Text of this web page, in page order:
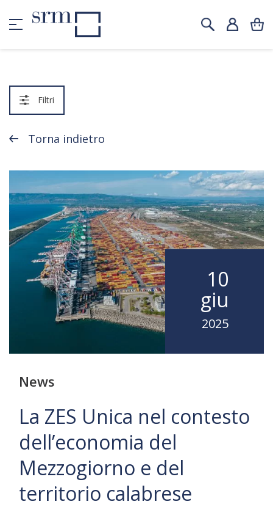
Filtri
Torna indietro
10
giu
2025
News
La ZES Unica nel contesto
dell’economia del
Mezzogiorno e del
territorio calabrese